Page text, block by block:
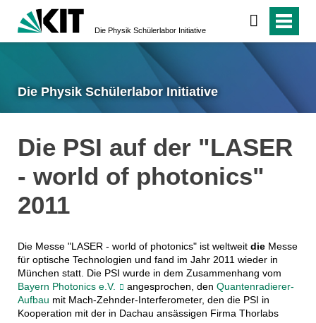
Die Physik Schülerlabor Initiative
Die Physik Schülerlabor Initiative
Die PSI auf der "LASER
- world of photonics"
2011
Die Messe "LASER - world of photonics" ist weltweit dieMesse
für optische Technologien und fand im Jahr 2011 wieder in
München statt. Die PSI wurde in dem Zusammenhang vom
Bayern Photonics e.V.
angesprochen, den Quantenradierer-
Aufbau mit Mach-Zehnder-Interferometer, den die PSI in
Kooperation mit der in Dachau ansässigen Firma Thorlabs